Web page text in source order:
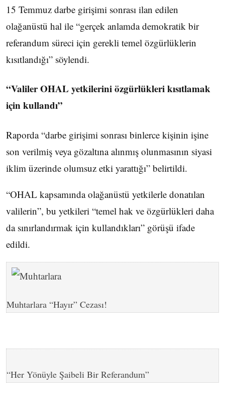
15 Temmuz darbe girişimi sonrası ilan edilen
olağanüstü hal ile “gerçek anlamda demokratik bir
referandum süreci için gerekli temel özgürlüklerin
kısıtlandığı” söylendi.
“Valiler OHAL yetkilerini özgürlükleri kısıtlamak
için kullandı”
Raporda “darbe girişimi sonrası binlerce kişinin işine
son verilmiş veya gözaltına alınmış olunmasının siyasi
iklim üzerinde olumsuz etki yarattığı” belirtildi.
“OHAL kapsamında olağanüstü yetkilerle donatılan
valilerin”, bu yetkileri “temel hak ve özgürlükleri daha
da sınırlandırmak için kullandıkları” görüşü ifade
edildi.
Muhtarlara “Hayır” Cezası!
“Her Yönüyle Şaibeli Bir Referandum”